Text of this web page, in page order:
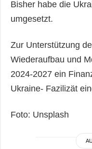
Bisher habe die
umgesetzt.
Zur Unterstützung
Wiederaufbau und
2024-2027 ein
Ukraine- Fazilizät
Foto: Unsplash